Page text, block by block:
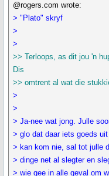
@rogers.com wrote:
> "Plato" skryf
>
>
>> Terloops, as dit jou 'n
Dis
>> omtrent al wat die
>
>
> Ja-nee wat jong. Julle
> glo dat daar iets goeds
> kan kom nie, sal tot julle
> dinge net al slegter en
> wie gee in alle geval om